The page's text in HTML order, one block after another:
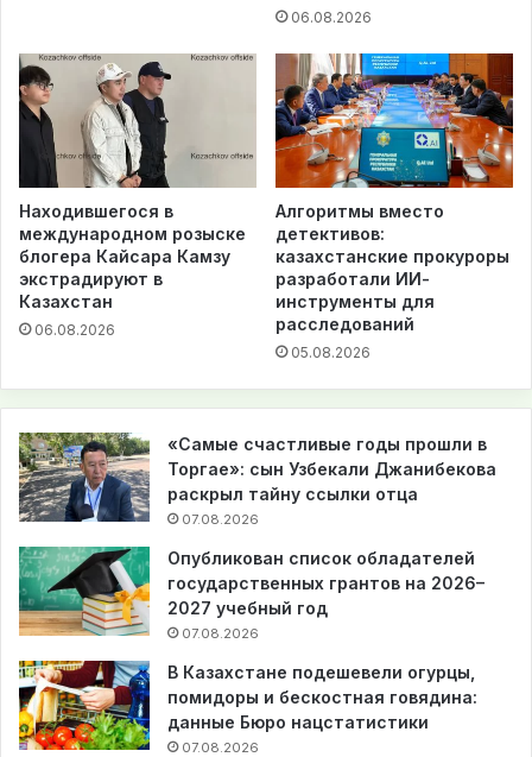
06.08.2026
Находившегося в
международном розыске
блогера Кайсара Камзу
экстрадируют в
Казахстан
06.08.2026
Алгоритмы вместо
детективов:
казахстанские прокуроры
разработали ИИ-
инструменты для
расследований
05.08.2026
«Самые счастливые годы прошли в
Торгае»: сын Узбекали Джанибекова
раскрыл тайну ссылки отца
07.08.2026
Опубликован список обладателей
государственных грантов на 2026–
2027 учебный год
07.08.2026
В Казахстане подешевели огурцы,
помидоры и бескостная говядина:
данные Бюро нацстатистики
07.08.2026